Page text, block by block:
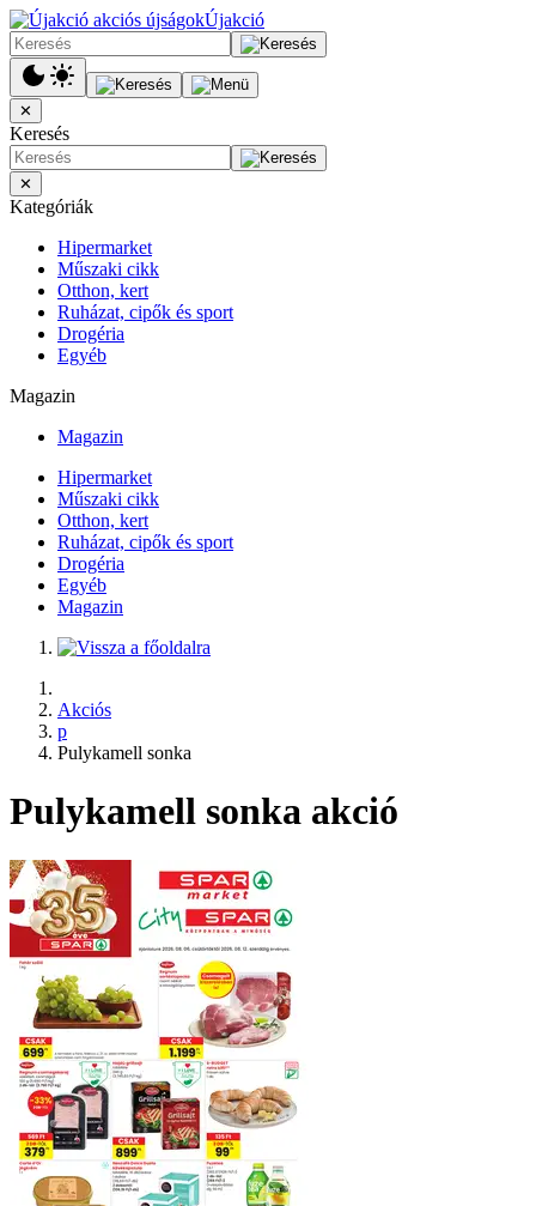
Újakció
✕
Keresés
✕
Kategóriák
Hipermarket
Műszaki cikk
Otthon, kert
Ruházat, cipők és sport
Drogéria
Egyéb
Magazin
Magazin
Hipermarket
Műszaki cikk
Otthon, kert
Ruházat, cipők és sport
Drogéria
Egyéb
Magazin
Akciós
p
Pulykamell sonka
Pulykamell sonka akció